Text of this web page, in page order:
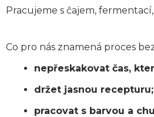
Pracujeme s čajem,
Co pro nás znamená proces
nepřeskakovat čas,
držet jasnou recepturu;
pracovat s barvou a